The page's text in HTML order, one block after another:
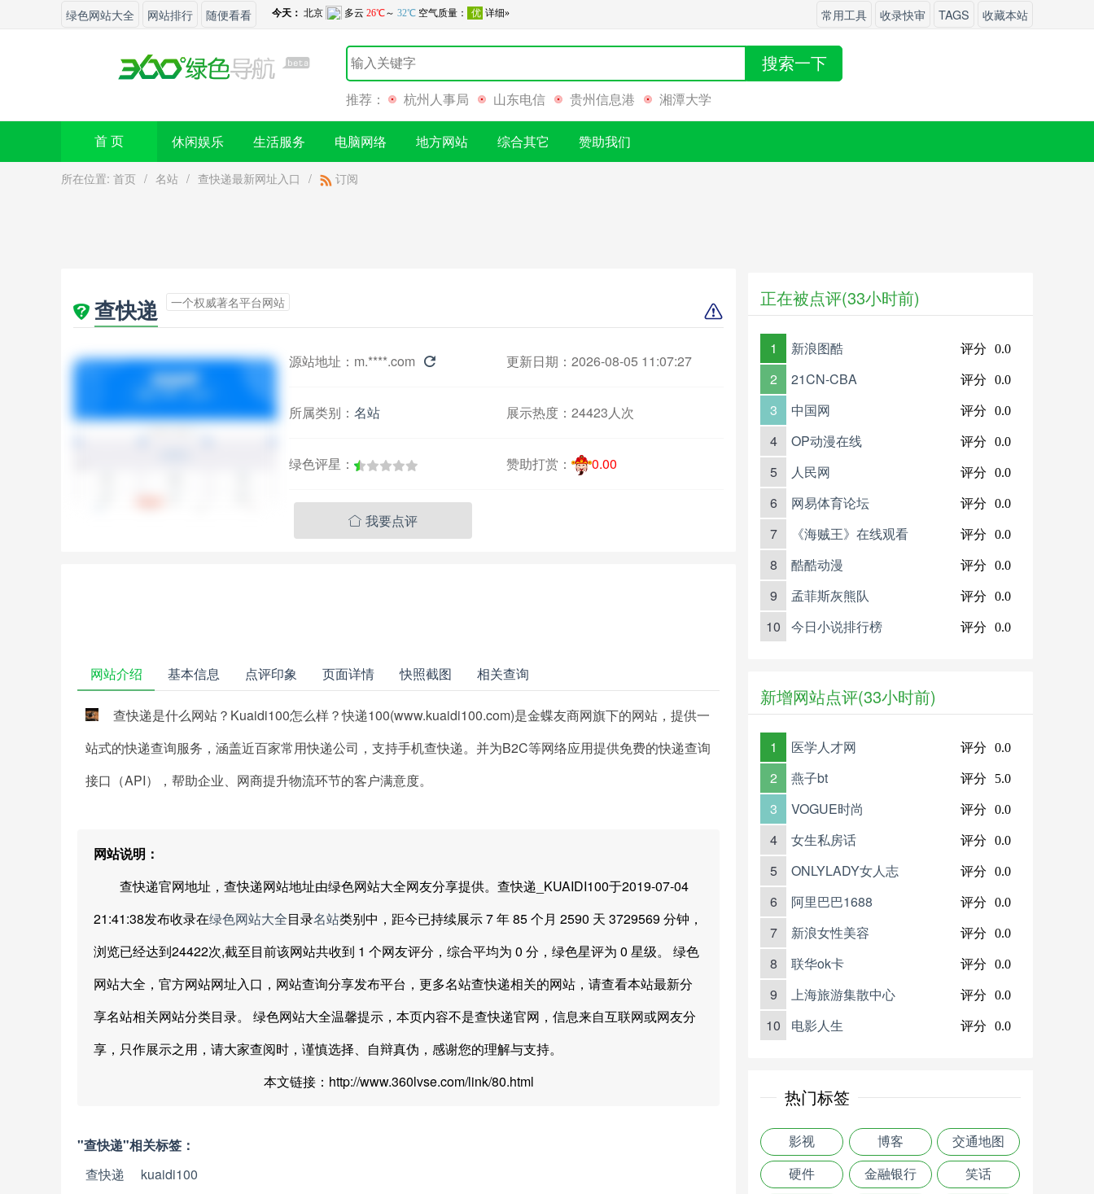
绿色网站大全 网站排行 随便看看 常用工具 收录快审 TAGS 收藏本站
搜索一下
推荐： 杭州人事局 山东电信 贵州信息港 湘潭大学
首 页 休闲娱乐 生活服务 电脑网络 地方网站 综合其它 赞助我们
所在位置: 首页 / 名站 / 查快递最新网址入口 / 订阅
查快递 一个权威著名平台网站
源站地址： m.****.com  更新日期：2026-08-05 11:07:27
所属类别： 名站 展示热度： 24423人次
绿色评星： 赞助打赏： 0.00
 我要点评
网站介绍 基本信息 点评印象 页面详情 快照截图 相关查询
查快递是什么网站？Kuaidi100怎么样？快递100(www.kuaidi100.com)是金蝶友商网旗下的网站，提供一
站式的快递查询服务，涵盖近百家常用快递公司，支持手机查快递。并为B2C等网络应用提供免费的快递查询
接口（API），帮助企业、网商提升物流环节的客户满意度。
网站说明：
查快递官网地址，查快递网站地址由绿色网站大全网友分享提供。查快递_KUAIDI100于2019-07-04
21:41:38发布收录在绿色网站大全目录名站类别中，距今已持续展示 7 年 85 个月 2590 天 3729569 分钟，
浏览已经达到24422次,截至目前该网站共收到 1 个网友评分，综合平均为 0 分，绿色星评为 0 星级。 绿色
网站大全，官方网站网址入口，网站查询分享发布平台，更多名站查快递相关的网站，请查看本站最新分
享名站相关网站分类目录。 绿色网站大全温馨提示，本页内容不是查快递官网，信息来自互联网或网友分
享，只作展示之用，请大家查阅时，谨慎选择、自辩真伪，感谢您的理解与支持。
本文链接：http://www.360lvse.com/link/80.html
"查快递"相关标签：
查快递
kuaidi100
正在被点评(33小时前)
1 新浪图酷 评分 0.0
2 21CN-CBA 评分 0.0
3 中国网 评分 0.0
4 OP动漫在线 评分 0.0
5 人民网 评分 0.0
6 网易体育论坛 评分 0.0
7 《海贼王》在线观看 评分 0.0
8 酷酷动漫 评分 0.0
9 孟菲斯灰熊队 评分 0.0
10 今日小说排行榜 评分 0.0
新增网站点评(33小时前)
1 医学人才网 评分 0.0
2 燕子bt 评分 5.0
3 VOGUE时尚 评分 0.0
4 女生私房话 评分 0.0
5 ONLYLADY女人志 评分 0.0
6 阿里巴巴1688 评分 0.0
7 新浪女性美容 评分 0.0
8 联华ok卡 评分 0.0
9 上海旅游集散中心 评分 0.0
10 电影人生 评分 0.0
热门标签
影视 博客 交通地图
硬件 金融银行 笑话